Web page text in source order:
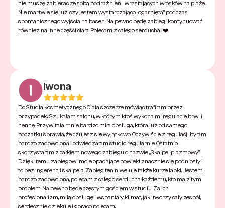
nie muszę zabierać ze sobą podrażnień i wrastających włosków na plażę.
Nie martwię się już, czy jestem wystarczająco „ogarnięta” podczas
spontanicznego wyjścia na basen. Na pewno będę zabiegi kontynuować
również na inne części ciała. Polecam z całego serducha! ❤️
Iwona
Do Studia kosmetycznego Olala szczerze mówiąc trafiłam przez
przypadek... Szukałam salonu, w którym ktoś wykona mi regulację brwi i
hennę. Przywitała mnie bardzo miła obsługa, która już od samego
początku sprawia, że czujesz się wyjątkowo. Oczywiście z regulacji byłam
bardzo zadowolona i odwiedzałam studio regularnie. Ostatnio
skorzystałam z całkiem nowego zabiegu o nazwie „Skalpel plazmowy”.
Dzięki temu zabiegowi moje opadające powieki znacznie się podniosły i
to bez ingerencji skalpela. Zabieg ten niweluje także kurze łapki. Jestem
bardzo zadowolona, polecam z całego serducha każdemu, kto ma z tym
problem. Na pewno będę częstym gościem w studiu. Za ich
profesjonalizm, miłą obsługę i wspaniały klimat, jaki tworzy cały zespół,
serdecznie dziękuję i gorąco polecam.